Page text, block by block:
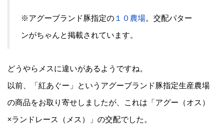
※アグーブランド豚指定の１０農場。交配パター
ンがちゃんと掲載されています。
どうやらメスに違いがあるようですね。
以前、「紅あぐー」というアグーブランド豚指定生産農場
の商品をお取り寄せしましたが、これは「アグー（オス）
×ランドレース（メス）」の交配でした。